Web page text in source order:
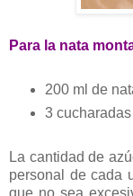
Para la nata
200 ml de
3
La cantidad de
personal de cada